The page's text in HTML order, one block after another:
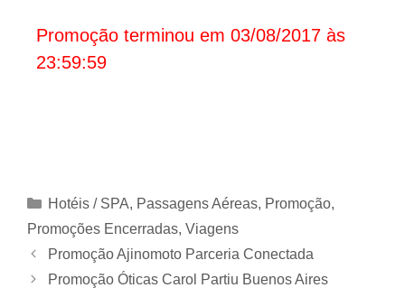
Promoção terminou em 03/08/2017 às
23:59:59
Categorias
Hotéis / SPA, Passagens Aéreas, Promoção,
Promoções Encerradas, Viagens
Promoção Ajinomoto Parceria Conectada
Promoção Óticas Carol Partiu Buenos Aires